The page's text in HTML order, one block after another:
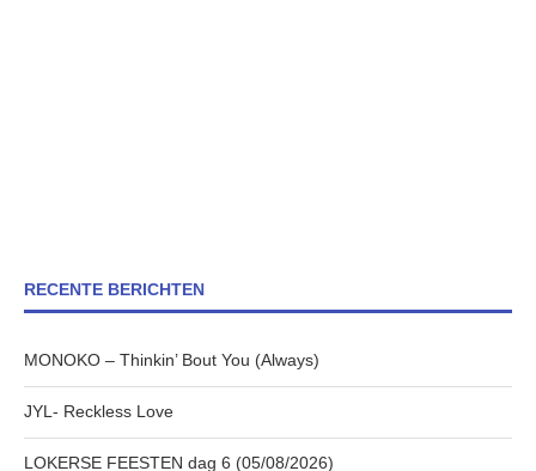
RECENTE BERICHTEN
MONOKO – Thinkin’ Bout You (Always)
JYL- Reckless Love
LOKERSE FEESTEN dag 6 (05/08/2026)